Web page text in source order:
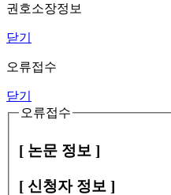
권호소장정보
닫기
오류접수
닫기
오류접수
[ 논문 정보 ]
[ 신청자 정보 ]